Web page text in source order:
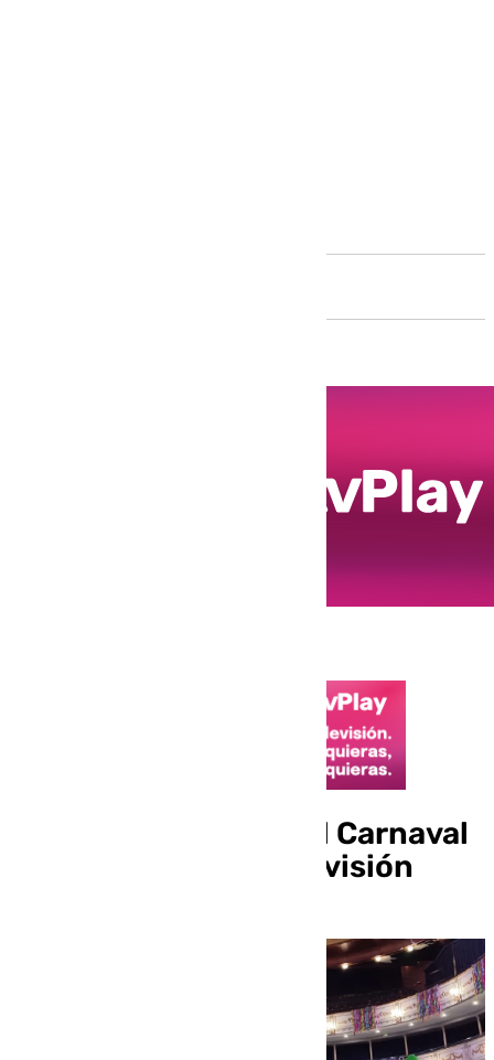
Sigue la gran final del Carnaval
de Málaga en 101 Televisión